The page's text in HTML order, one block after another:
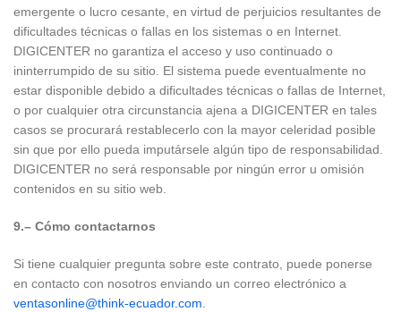
emergente o lucro cesante, en virtud de perjuicios resultantes de
dificultades técnicas o fallas en los sistemas o en Internet.
DIGICENTER no garantiza el acceso y uso continuado o
ininterrumpido de su sitio. El sistema puede eventualmente no
estar disponible debido a dificultades técnicas o fallas de Internet,
o por cualquier otra circunstancia ajena a DIGICENTER en tales
casos se procurará restablecerlo con la mayor celeridad posible
sin que por ello pueda imputársele algún tipo de responsabilidad.
DIGICENTER no será responsable por ningún error u omisión
contenidos en su sitio web.
9.– Cómo contactarnos
Si tiene cualquier pregunta sobre este contrato, puede ponerse
en contacto con nosotros enviando un correo electrónico a
ventasonline@think-ecuador.com